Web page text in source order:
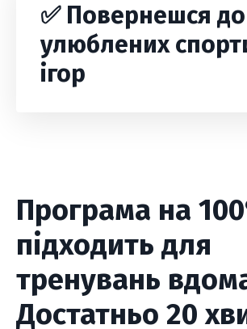
✅ Повернешся до
улюблених
ігор
Програма на
підходить для
тренувань
Достатньо 20